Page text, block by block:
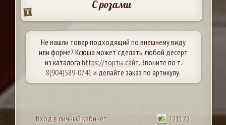
С розами
Не нашли товар подходящий по внешнему виду
или форме? Ксюша может сделать любой десерт
из каталога https://торты.сайт. Звоните по т.
8(904)589-0741 и делайте заказ по артикулу.
Вход в личный кабинет 721122